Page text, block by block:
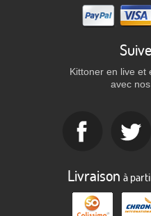
Kittoner en live et
avec
Livraison à